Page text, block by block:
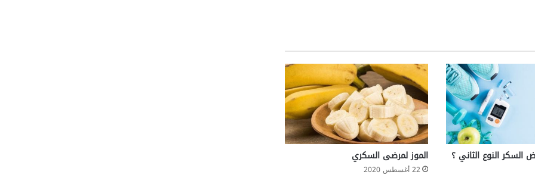
ق
ت
ل
1
7
ف
ي
ل
النوع الثاني ؟ الموز لمرضى السكري
22 أغسطس 2020